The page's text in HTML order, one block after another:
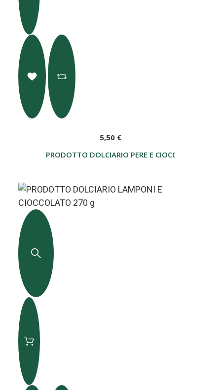
PRODOTTO DOLCIARIO PERE E CIOCCOLATO 270
5,50 €